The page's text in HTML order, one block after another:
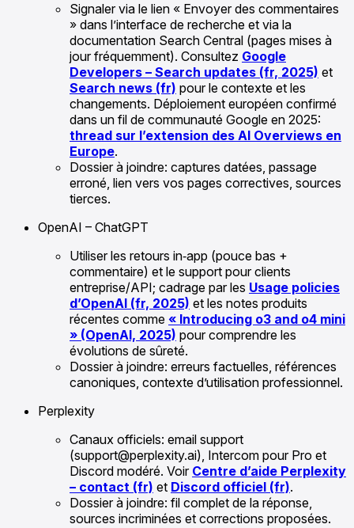
Signaler via le lien « Envoyer des commentaires
» dans l’interface de recherche et via la
documentation Search Central (pages mises à
jour fréquemment). Consultez Google
Developers – Search updates (fr, 2025) et
Search news (fr) pour le contexte et les
changements. Déploiement européen confirmé
dans un fil de communauté Google en 2025:
thread sur l’extension des AI Overviews en
Europe.
Dossier à joindre: captures datées, passage
erroné, lien vers vos pages correctives, sources
tierces.
OpenAI – ChatGPT
Utiliser les retours in‑app (pouce bas +
commentaire) et le support pour clients
entreprise/API; cadrage par les Usage policies
d’OpenAI (fr, 2025) et les notes produits
récentes comme « Introducing o3 and o4 mini
» (OpenAI, 2025) pour comprendre les
évolutions de sûreté.
Dossier à joindre: erreurs factuelles, références
canoniques, contexte d’utilisation professionnel.
Perplexity
Canaux officiels: email support
(support@perplexity.ai), Intercom pour Pro et
Discord modéré. Voir Centre d’aide Perplexity
– contact (fr) et Discord officiel (fr).
Dossier à joindre: fil complet de la réponse,
sources incriminées et corrections proposées.